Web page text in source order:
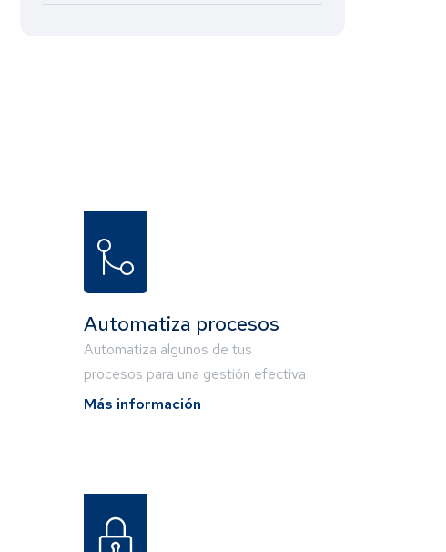
Automatiza procesos
Automatiza algunos de tus
procesos para una gestión efectiva
Más información